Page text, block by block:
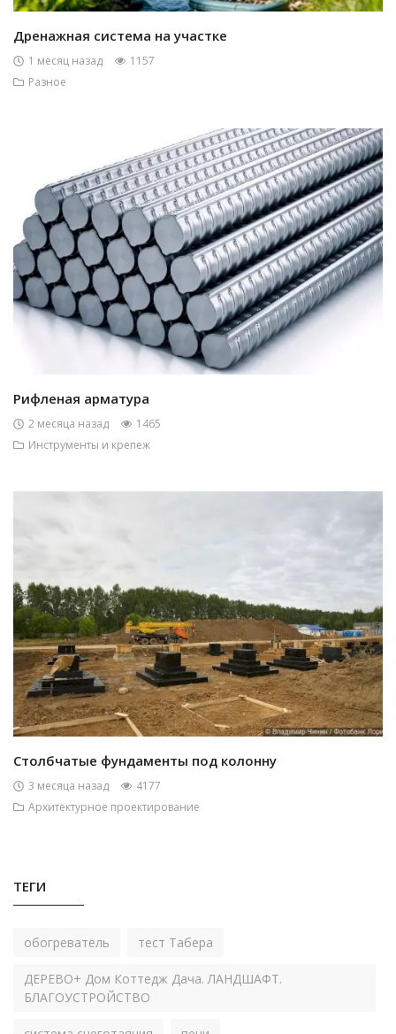
Дренажная система на участке
1 месяц назад
1157
Разное
Рифленая арматура
2 месяца назад
1465
Инструменты и крепеж
Столбчатые фундаменты под колонну
3 месяца назад
4177
Архитектурное проектирование
ТЕГИ
обогреватель тест Табера
ДЕРЕВО+ Дом Коттедж Дача. ЛАНДШАФТ.
БЛАГОУСТРОЙСТВО